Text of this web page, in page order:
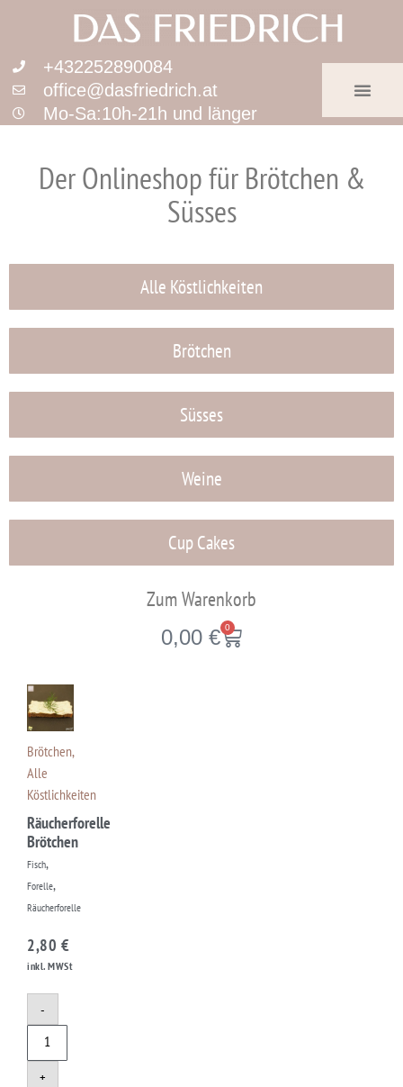
+432252890084
office@dasfriedrich.at
Mo-Sa:10h-21h und länger
Der Onlineshop für Brötchen &
Süsses
Alle Köstlichkeiten
Brötchen
Süsses
Weine
Cup Cakes
Zum Warenkorb
0,00 € 0
Brötchen,
Alle
Köstlichkeiten
Räucherforelle
Brötchen
Fisch,
Forelle,
Räucherforelle
2,80 €
inkl. MWSt
-
+